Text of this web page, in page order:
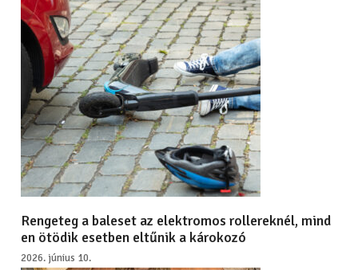
Rengeteg a baleset az elektromos rollereknél, mind
en ötödik esetben eltűnik a károkozó
2026. június 10.